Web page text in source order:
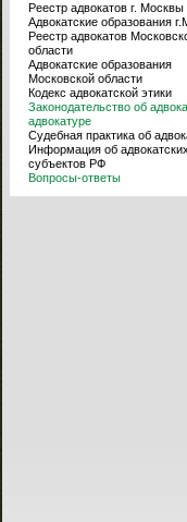
Реестр адвокатов г. Москвы
Адвокатские образования
Реестр адвокатов
области
Адвокатские образования
Московской области
Кодекс адвокатской этики
Законодательство об
адвокатуре
Судебная практика об
Информация об
субъектов РФ
Вопросы-ответы